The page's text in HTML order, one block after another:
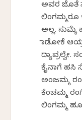
ಅವರ ಜೊತೆ
ಲಿಂಗಮ್ಮರೂ
ಅಲ್ಲ.
ಮಾಡೋಕೆ
ದ್ಯಾವ್ರಲ್ವೇ.
ಕೈನಾಗೆ ಹಸಿ
ಅಂಜಮ್ಮ
ಕೆಂಚಮ್ಮ
ಲಿಂಗಮ್ಮ